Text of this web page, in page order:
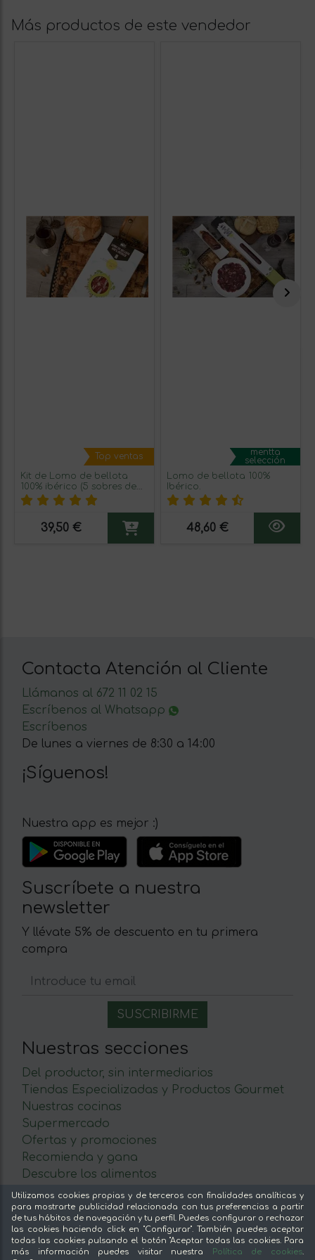
Más productos de este vendedor
Top ventas
Kit de Lomo de bellota
100% ibérico (5 sobres de
100 g)
39,50 €
mentta
selección
Lomo de bellota 100%
Ibérico.
48,60 €
Contacta Atención al Cliente
Llámanos al 672 11 02 15
Escríbenos al Whatsapp
Escríbenos
De lunes a viernes de 8:30 a 14:00
¡Síguenos!
Nuestra app es mejor :)
Suscríbete a nuestra
newsletter
Y llévate 5% de descuento en tu primera
compra
Nuestras secciones
Del productor, sin intermediarios
Tiendas Especializadas y Productos Gourmet
Nuestras cocinas
Supermercado
Ofertas y promociones
Recomienda y gana
Descubre los alimentos
Sobre mentta
Ventajas de comprar comida online en mentta
Conoce mentta
Utilizamos cookies propias y de terceros con finalidades analíticas y
para mostrarte publicidad relacionada con tus preferencias a partir
de tus hábitos de navegación y tu perfil. Puedes configurar o rechazar
las cookies haciendo click en "Configurar". También puedes aceptar
todas las cookies pulsando el botón "Aceptar todas las cookies. Para
más información puedes visitar nuestra
Política de cookies.